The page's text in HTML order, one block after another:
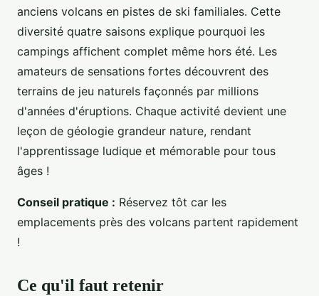
anciens volcans en pistes de ski familiales. Cette
diversité quatre saisons explique pourquoi les
campings affichent complet même hors été. Les
amateurs de sensations fortes découvrent des
terrains de jeu naturels façonnés par millions
d'années d'éruptions. Chaque activité devient une
leçon de géologie grandeur nature, rendant
l'apprentissage ludique et mémorable pour tous
âges !
Conseil pratique : Réservez tôt car les
emplacements près des volcans partent rapidement
!
Ce qu'il faut retenir